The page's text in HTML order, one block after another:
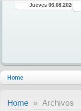
Jueves 06.08.2026
Home
Home » Archivos